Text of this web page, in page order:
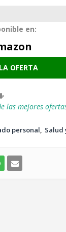
en:
OFERTA
las mejores
personal Salud